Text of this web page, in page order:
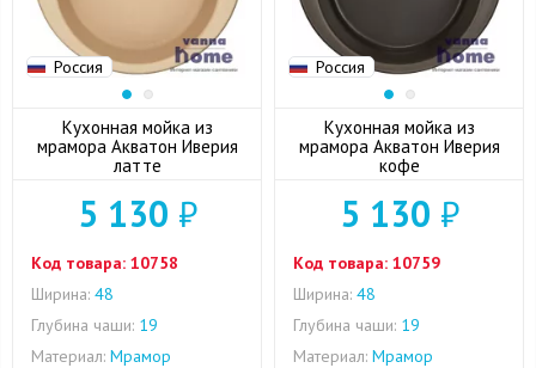
Россия
Кухонная мойка из
мрамора Акватон Иверия
латте
5 130 ₽
Код товара: 10758
Ширина: 48
Глубина чаши: 19
Материал: Мрамор
Россия
Кухонная мойка из
мрамора Акватон Иверия
кофе
5 130 ₽
Код товара: 10759
Ширина: 48
Глубина чаши: 19
Материал: Мрамор